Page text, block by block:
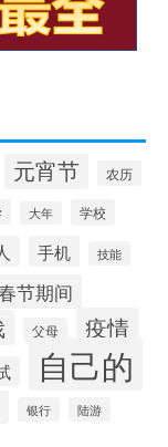
元宵节 农历
大年 学校
手机 技能
节期间
父母 疫情
自己的
银行 陆游